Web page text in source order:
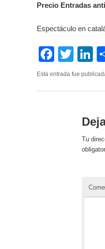
Precio Entradas
Espectáculo en
Esta entrada fue
Tu